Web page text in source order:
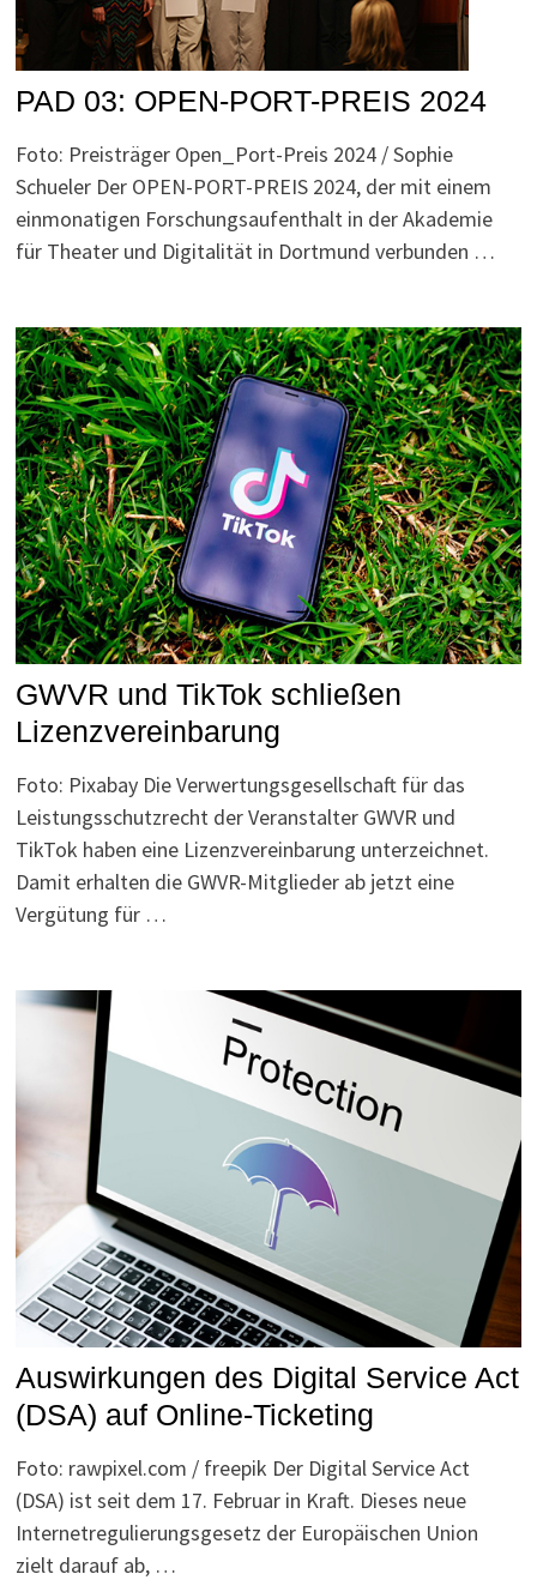
PAD 03: OPEN-PORT-PREIS 2024
Foto: Preisträger Open_Port-Preis 2024 / Sophie
Schueler Der OPEN-PORT-PREIS 2024, der mit einem
einmonatigen Forschungsaufenthalt in der Akademie
für Theater und Digitalität in Dortmund verbunden …
GWVR und TikTok schließen
Lizenzvereinbarung
Foto: Pixabay Die Verwertungsgesellschaft für das
Leistungsschutzrecht der Veranstalter GWVR und
TikTok haben eine Lizenzvereinbarung unterzeichnet.
Damit erhalten die GWVR-Mitglieder ab jetzt eine
Vergütung für …
Auswirkungen des Digital Service Act
(DSA) auf Online-Ticketing
Foto: rawpixel.com / freepik Der Digital Service Act
(DSA) ist seit dem 17. Februar in Kraft. Dieses neue
Internetregulierungsgesetz der Europäischen Union
zielt darauf ab, …